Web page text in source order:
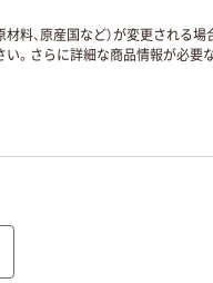
料、原産国など）が変更される
さらに詳細な商品情報が必要